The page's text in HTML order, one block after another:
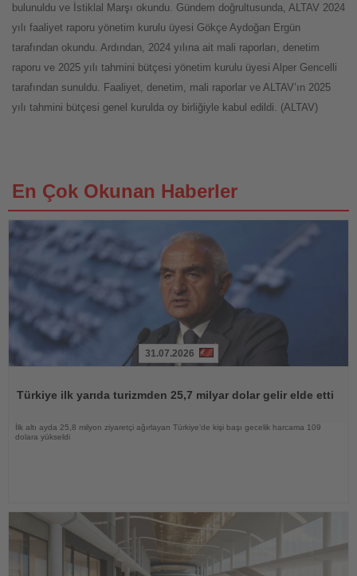
bulunuldu ve İstiklal Marşı okundu. Gündem doğrultusunda, ALTAV 2024
yılı faaliyet raporu yönetim kurulu üyesi Gökçe Aydoğan Ergün
tarafından okundu. Ardından, 2024 yılına ait mali raporları, denetim
raporu ve 2025 yılı tahmini bütçesi yönetim kurulu üyesi Alper Gencelli
tarafından sunuldu. Faaliyet, denetim, mali raporlar ve ALTAV’ın 2025
yılı tahmini bütçesi genel kurulda oy birliğiyle kabul edildi. (ALTAV)
En Çok Okunan Haberler
31.07.2026
Türkiye ilk yarıda turizmden 25,7 milyar dolar gelir elde etti
İlk altı ayda 25,8 milyon ziyaretçi ağırlayan Türkiye’de kişi başı gecelik harcama 109
dolara yükseldi